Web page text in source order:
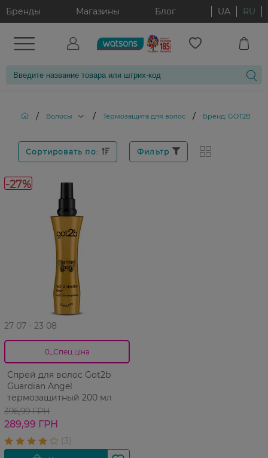
Бренды Магазины Блог UA RU
/ Волосы / Термозащита для волос / Бренд: GOT2B
Сортировать по: Фильтр
-27%
27 07 - 23 08
0_Спец.ціна
Спрей для волос Got2b
Guardian Angel
термозащитный 200 мл
396,99 ГРН
289,99 ГРН